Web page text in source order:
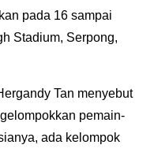
pada 16 sampai
Stadium, Serpong,
Tan menyebut
pemain-
ada kelompok